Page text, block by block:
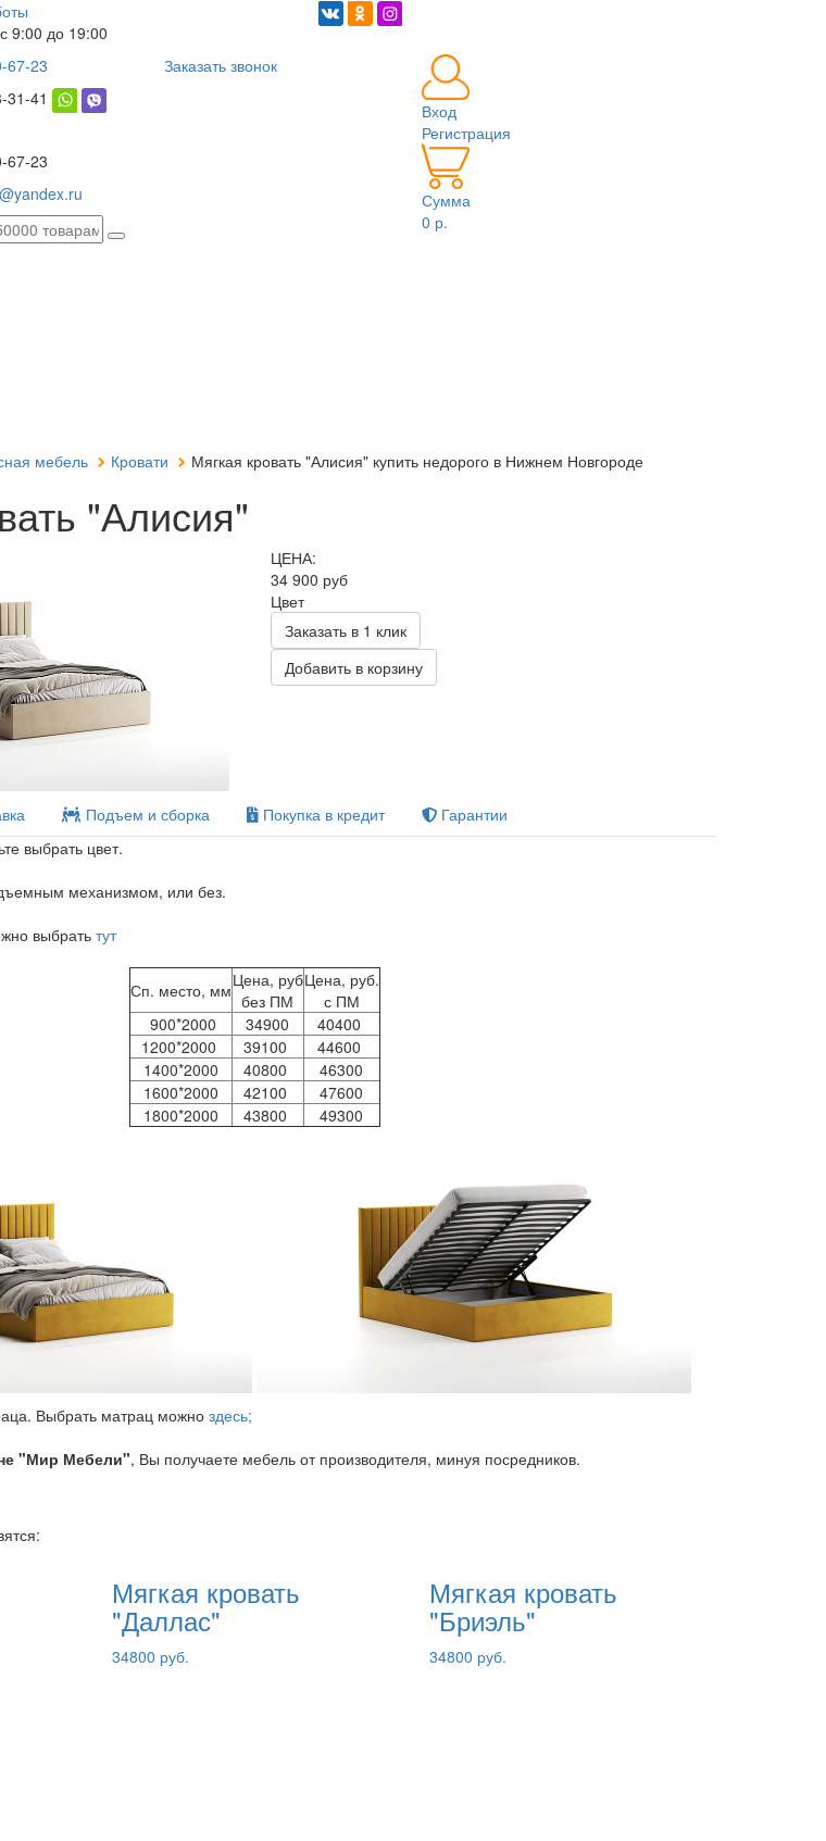
с 9:00 до 19:00
67-23
31-41
67-23
Заказать звонок
Вход
Регистрация
Сумма
0 р.
мебель Кровати Мягкая кровать "Алисия" купить недорого в Нижнем Новгороде
"Алисия"
ЦЕНА:
34 900 руб
Цвет
Заказать в 1 клик
Добавить в корзину
Подъем и сборка Покупка в кредит
Гарантии
выбрать цвет.
механизмом, или без.
выбратьтут
Сп. место, ммЦена, руб
без ПМ
Цена, руб.
с ПМ
900*2000
34900
40400
1200*2000
39100
44600
1400*2000
40800
46300
1600*2000
42100
47600
1800*2000
43800 49300
Выбрать матрац можно здесь;
"Мир Мебели", Вы получаете мебель от производителя, минуя посредников.
Мягкая кровать
"Даллас"
34800 руб.
Мягкая кровать
"Бриэль"
34800 руб.